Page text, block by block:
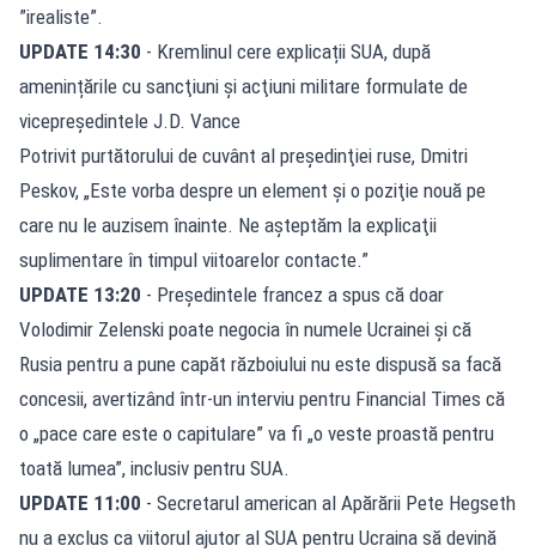
”irealiste”.
UPDATE 14:30 - Kremlinul cere explicații SUA, după
amenințările cu sancţiuni şi acţiuni militare formulate de
vicepreşedintele J.D. Vance
Potrivit purtătorului de cuvânt al preşedinţiei ruse, Dmitri
Peskov, „Este vorba despre un element şi o poziţie nouă pe
care nu le auzisem înainte. Ne aşteptăm la explicaţii
suplimentare în timpul viitoarelor contacte.”
UPDATE 13:20 - Președintele francez a spus că doar
Volodimir Zelenski poate negocia în numele Ucrainei și că
Rusia pentru a pune capăt războiului nu este dispusă sa facă
concesii, avertizând într-un interviu pentru Financial Times că
o „pace care este o capitulare” va fi „o veste proastă pentru
toată lumea”, inclusiv pentru SUA.
UPDATE 11:00 - Secretarul american al Apărării Pete Hegseth
nu a exclus ca viitorul ajutor al SUA pentru Ucraina să devină